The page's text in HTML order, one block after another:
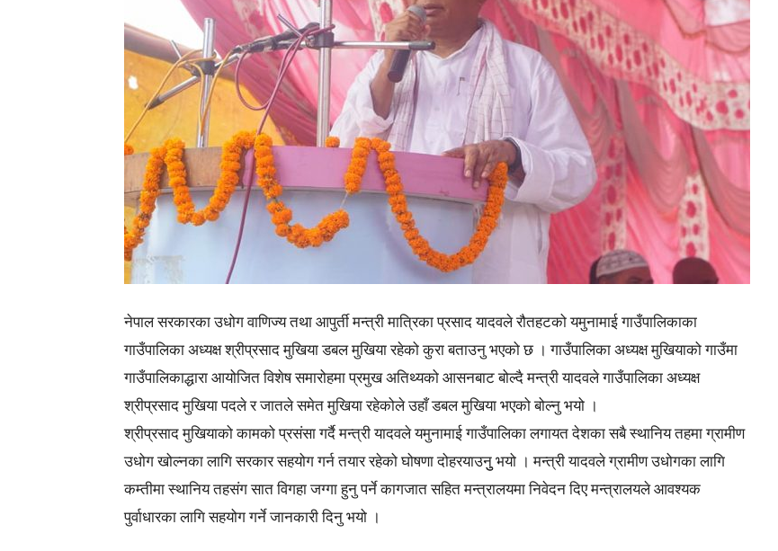
नेपाल सरकारका उधोग वाणिज्य तथा आपुर्ती मन्त्री मात्रिका प्रसाद यादवले रौतहटको यमुनामाई गाउँपालिकाका
गाउँपालिका अध्यक्ष श्रीप्रसाद मुखिया डबल मुखिया रहेको कुरा बताउनु भएको छ । गाउँपालिका अध्यक्ष मुखियाको गाउँमा
गाउँपालिकाद्धारा आयोजित विशेष समारोहमा प्रमुख अतिथ्यको आसनबाट बोल्दै मन्त्री यादवले गाउँपालिका अध्यक्ष
श्रीप्रसाद मुखिया पदले र जातले समेत मुखिया रहेकोले उहाँ डबल मुखिया भएको बोल्नु भयो ।
श्रीप्रसाद मुखियाको कामको प्रसंसा गर्दै मन्त्री यादवले यमुनामाई गाउँपालिका लगायत देशका सबै स्थानिय तहमा ग्रामीण
उधोग खोल्नका लागि सरकार सहयोग गर्न तयार रहेको घोषणा दोहरयाउनुु भयो । मन्त्री यादवले ग्रामीण उधोगका लागि
कम्तीमा स्थानिय तहसंग सात विगहा जग्गा हुनु पर्ने कागजात सहित मन्त्रालयमा निवेदन दिए मन्त्रालयले आवश्यक
पुर्वाधारका लागि सहयोग गर्ने जानकारी दिनु भयो ।